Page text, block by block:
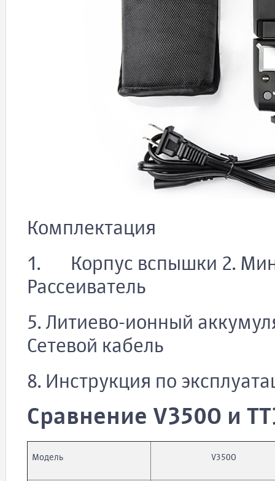
Комплектация
1. Корпус вспышки 2.
Рассеиватель
5. Литиево-ионный
Сетевой кабель
8. Инструкция по
Сравнение V350O и
Модель V350O